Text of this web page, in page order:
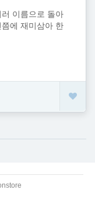
이름으로 돌아
에 재미삼아 한